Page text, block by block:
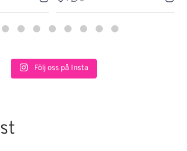
Följ oss på Insta